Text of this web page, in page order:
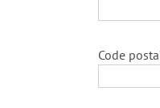
Code